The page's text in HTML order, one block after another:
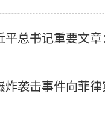
平总书记重要文
炸袭击事件向菲